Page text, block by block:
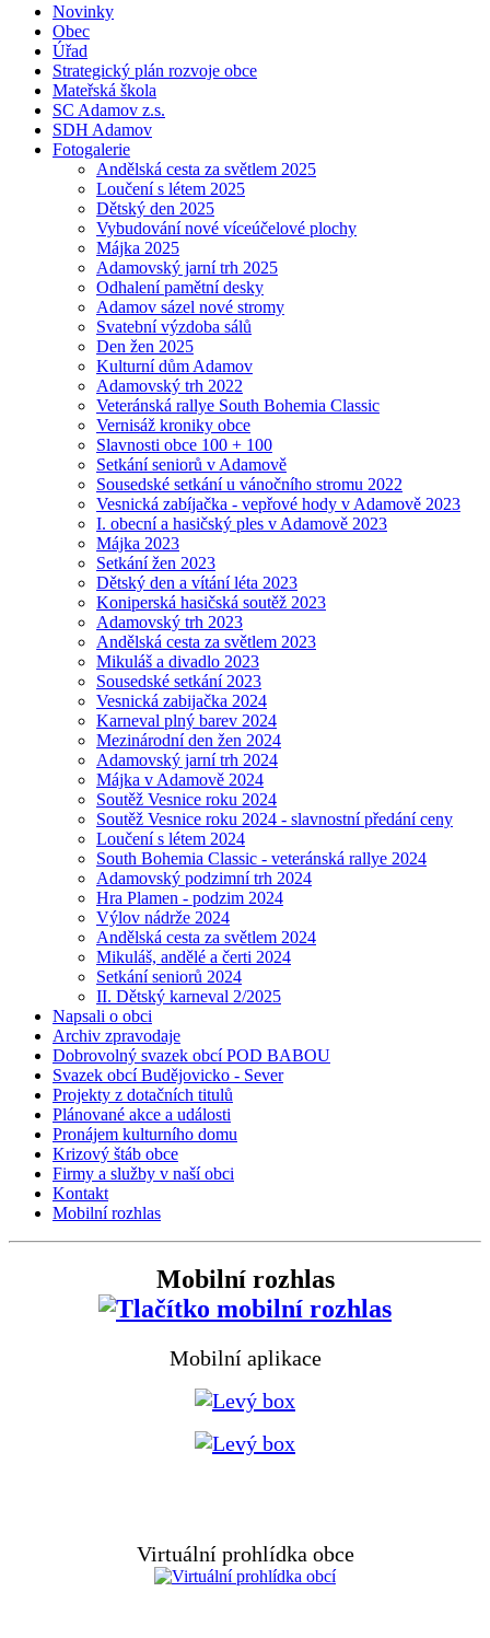
Novinky
Obec
Úřad
Strategický plán rozvoje obce
Mateřská škola
SC Adamov z.s.
SDH Adamov
Fotogalerie
Andělská cesta za světlem 2025
Loučení s létem 2025
Dětský den 2025
Vybudování nové víceúčelové plochy
Májka 2025
Adamovský jarní trh 2025
Odhalení pamětní desky
Adamov sázel nové stromy
Svatební výzdoba sálů
Den žen 2025
Kulturní dům Adamov
Adamovský trh 2022
Veteránská rallye South Bohemia Classic
Vernisáž kroniky obce
Slavnosti obce 100 + 100
Setkání seniorů v Adamově
Sousedské setkání u vánočního stromu 2022
Vesnická zabíjačka - vepřové hody v Adamově 2023
I. obecní a hasičský ples v Adamově 2023
Májka 2023
Setkání žen 2023
Dětský den a vítání léta 2023
Koniperská hasičská soutěž 2023
Adamovský trh 2023
Andělská cesta za světlem 2023
Mikuláš a divadlo 2023
Sousedské setkání 2023
Vesnická zabijačka 2024
Karneval plný barev 2024
Mezinárodní den žen 2024
Adamovský jarní trh 2024
Májka v Adamově 2024
Soutěž Vesnice roku 2024
Soutěž Vesnice roku 2024 - slavnostní předání ceny
Loučení s létem 2024
South Bohemia Classic - veteránská rallye 2024
Adamovský podzimní trh 2024
Hra Plamen - podzim 2024
Výlov nádrže 2024
Andělská cesta za světlem 2024
Mikuláš, andělé a čerti 2024
Setkání seniorů 2024
II. Dětský karneval 2/2025
Napsali o obci
Archiv zpravodaje
Dobrovolný svazek obcí POD BABOU
Svazek obcí Budějovicko - Sever
Projekty z dotačních titulů
Plánované akce a události
Pronájem kulturního domu
Krizový štáb obce
Firmy a služby v naší obci
Kontakt
Mobilní rozhlas
Mobilní rozhlas
Mobilní aplikace
Virtuální prohlídka obce